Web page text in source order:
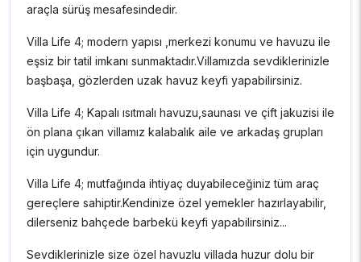
araçla sürüş mesafesindedir.
Villa Life 4; modern yapısı ,merkezi konumu ve havuzu ile
eşsiz bir tatil imkanı sunmaktadır.Villamızda sevdiklerinizle
başbaşa, gözlerden uzak havuz keyfi yapabilirsiniz.
Villa Life 4; Kapalı ısıtmalı havuzu,saunası ve çift jakuzisi ile
ön plana çıkan villamız kalabalık aile ve arkadaş grupları
için uygundur.
Villa Life 4; mutfağında ihtiyaç duyabileceğiniz tüm araç
gereçlere sahiptir.Kendinize özel yemekler hazırlayabilir,
dilerseniz bahçede barbekü keyfi yapabilirsiniz...
Sevdiklerinizle size özel havuzlu villada huzur dolu bir